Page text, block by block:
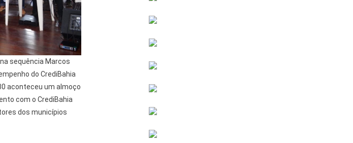
sequência Marcos
do CrediBahia
aconteceu um almoço
com o CrediBahia
dos municípios